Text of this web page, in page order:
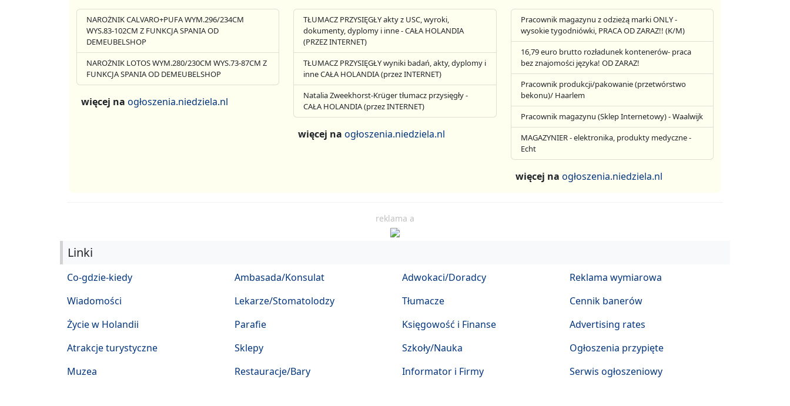
NAROŻNIK CALVARO+PUFA WYM.296/234CM
WYS.83-102CM Z FUNKCJA SPANIA OD
DEMEUBELSHOP
NAROŻNIK LOTOS WYM.280/230CM WYS.73-87CM Z
FUNKCJA SPANIA OD DEMEUBELSHOP
więcej na ogłoszenia.niedziela.nl
TŁUMACZ PRZYSIĘGŁY akty z USC, wyroki,
dokumenty, dyplomy i inne - CAŁA HOLANDIA
(PRZEZ INTERNET)
TŁUMACZ PRZYSIĘGŁY wyniki badań, akty, dyplomy i
inne CAŁA HOLANDIA (przez INTERNET)
Natalia Zweekhorst-Krüger tłumacz przysięgły -
CAŁA HOLANDIA (przez INTERNET)
więcej naogłoszenia.niedziela.nl
Pracownik magazynu z odzieżą marki ONLY -
wysokie tygodniówki, PRACA OD ZARAZ!! (K/M)
16,79 euro brutto rozładunek kontenerów- praca
bez znajomości języka! OD ZARAZ!
Pracownik produkcji/pakowanie (przetwórstwo
bekonu)/ Haarlem
Pracownik magazynu (Sklep Internetowy) - Waalwijk
MAGAZYNIER - elektronika, produkty medyczne -
Echt
więcej na ogłoszenia.niedziela.nl
reklama a
Linki
Co-gdzie-kiedy
Wiadomości
Życie w Holandii
Atrakcje turystyczne
Muzea
Ambasada/Konsulat
Lekarze/Stomatolodzy
Parafie
Sklepy
Restauracje/Bary
Adwokaci/Doradcy
Tłumacze
Księgowość i Finanse
Szkoły/Nauka
Informator i Firmy
Reklama wymiarowa
Cennik banerów
Advertising rates
Ogłoszenia przypięte
Serwis ogłoszeniowy